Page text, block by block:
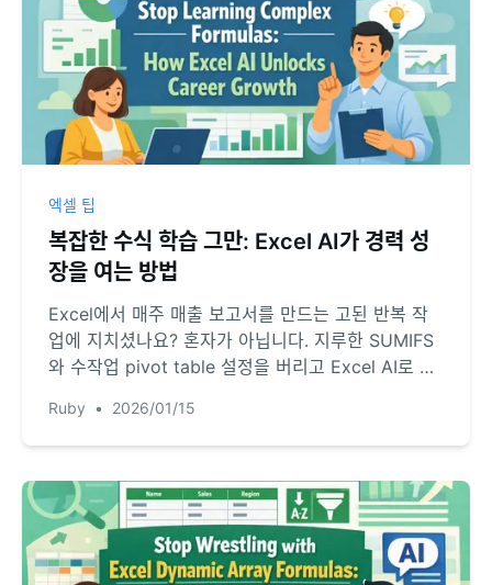
엑셀 팁
복잡한 수식 학습 그만: Excel AI가 경력 성
장을 여는 방법
Excel에서 매주 매출 보고서를 만드는 고된 반복 작
업에 지치셨나요? 혼자가 아닙니다. 지루한 SUMIFS
와 수작업 pivot table 설정을 버리고 Excel AI로 몇
중하는 방법을 알려드립니다.
Ruby • 2026/01/15